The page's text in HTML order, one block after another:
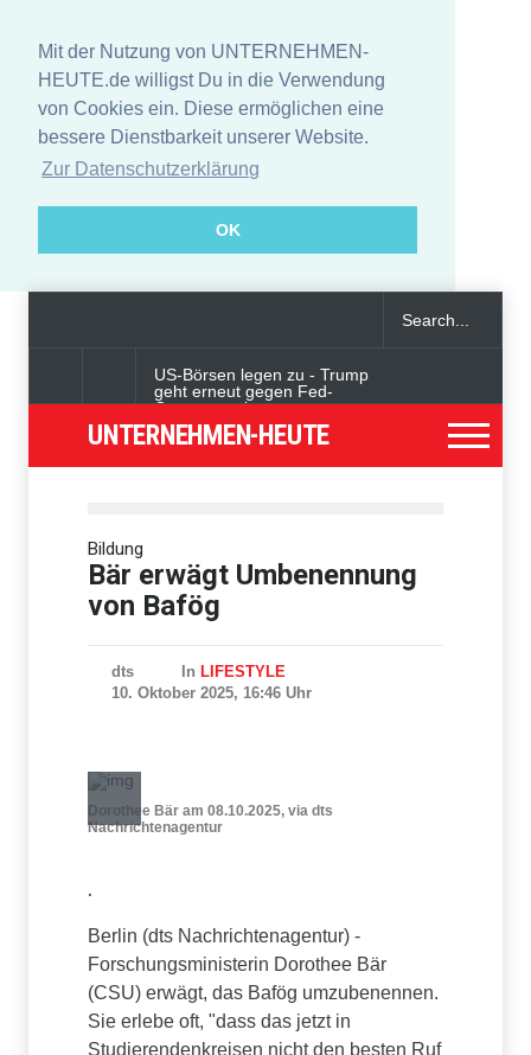
Mit der Nutzung von UNTERNEHMEN-
HEUTE.de willigst Du in die Verwendung
von Cookies ein. Diese ermöglichen eine
bessere Dienstbarkeit unserer Website.
Zur Datenschutzerklärung
OK
US-Börsen legen zu - Trump
geht erneut gegen Fed-
Gouverneurin vor
Drohnenabwehr
unzureichend vorbereitet
UNTERNEHMEN-HEUTE
Bildung
Bär erwägt Umbenennung
von Bafög
dts In LIFESTYLE
10. Oktober 2025, 16:46 Uhr
Dorothee Bär am 08.10.2025, via dts
Nachrichtenagentur
.
Berlin (dts Nachrichtenagentur) -
Forschungsministerin Dorothee Bär
(CSU) erwägt, das Bafög umzubenennen.
Sie erlebe oft, "dass das jetzt in
Studierendenkreisen nicht den besten Ruf